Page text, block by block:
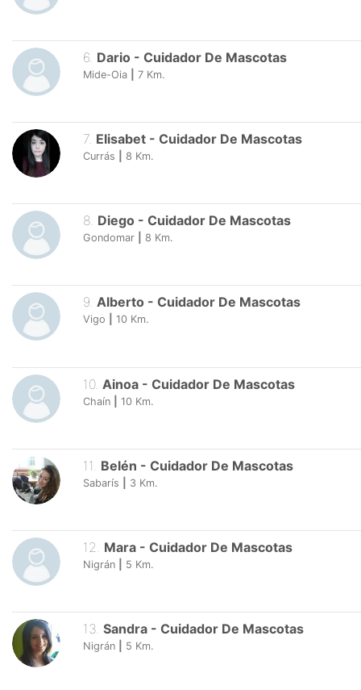
6 Dario - Cuidador De Mascotas
Mide-Oia 7 Km.
7. Elisabet - Cuidador De Mascotas
Currás 8 Km.
8. Diego - Cuidador De Mascotas
Gondomar 8 Km.
9. Alberto - Cuidador De Mascotas
Vigo 10 Km.
10. Ainoa - Cuidador De Mascotas
Chaín 10 Km.
11 Belén - Cuidador De Mascotas
Sabarís 3 Km.
12 Mara - Cuidador De Mascotas
Nigrán 5 Km.
13. Sandra - Cuidador De Mascotas
Nigrán 5 Km.